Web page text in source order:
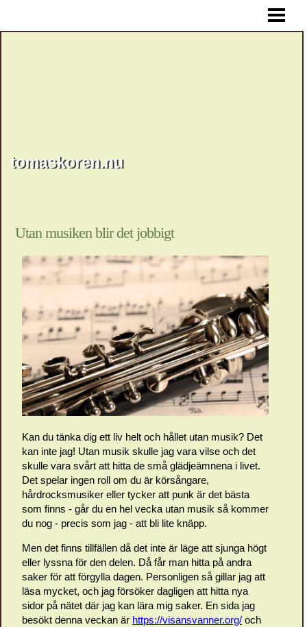
tomaskoren.nu
Utan musiken blir det jobbigt
Kan du tänka dig ett liv helt och hållet utan musik? Det
kan inte jag! Utan musik skulle jag vara vilse och det
skulle vara svårt att hitta de små glädjeämnena i livet.
Det spelar ingen roll om du är körsångare,
hårdrocksmusiker eller tycker att punk är det bästa
som finns - går du en hel vecka utan musik så kommer
du nog - precis som jag - att bli lite knäpp.
Men det finns tillfällen då det inte är läge att sjunga högt
eller lyssna för den delen. Då får man hitta på andra
saker för att förgylla dagen. Personligen så gillar jag att
läsa mycket, och jag försöker dagligen att hitta nya
sidor på nätet där jag kan lära mig saker. En sida jag
besökt denna veckan är https://visansvanner.org/ och